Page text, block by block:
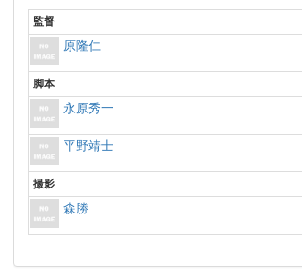
監督
原隆仁
脚本
永原秀一
平野靖士
撮影
森勝